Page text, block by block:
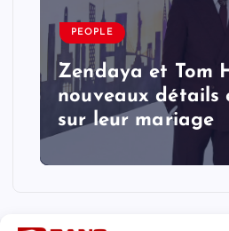
PEOPLE
Zendaya et Tom
nouveaux détails
sur leur mariage